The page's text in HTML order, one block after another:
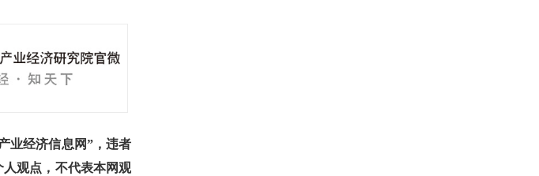
业经济信息网”，违者
观点，不代表本网观